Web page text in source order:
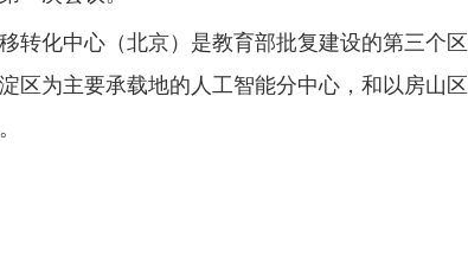
转化中心（北京）是教育部批复建设的第三个
区为主要承载地的人工智能分中心，和以房山